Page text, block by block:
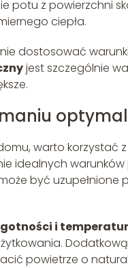
z powierzchni
ciepła.
dostosować
jest szczególnie
warto korzystać
idealnych warunków
być uzupełnione
i
powietrze o